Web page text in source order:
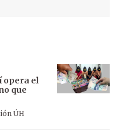
opera el
que
ÚH